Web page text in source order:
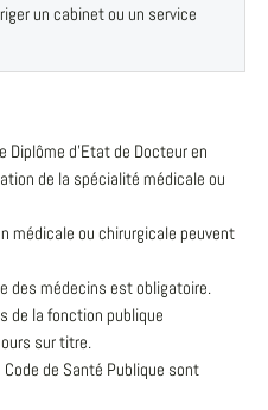
un cabinet ou un service
Diplôme d'Etat de Docteur en
de la spécialité médicale ou
médicale ou chirurgicale peuvent
des médecins est obligatoire.
de la fonction publique
sur titre.
de Santé Publique sont